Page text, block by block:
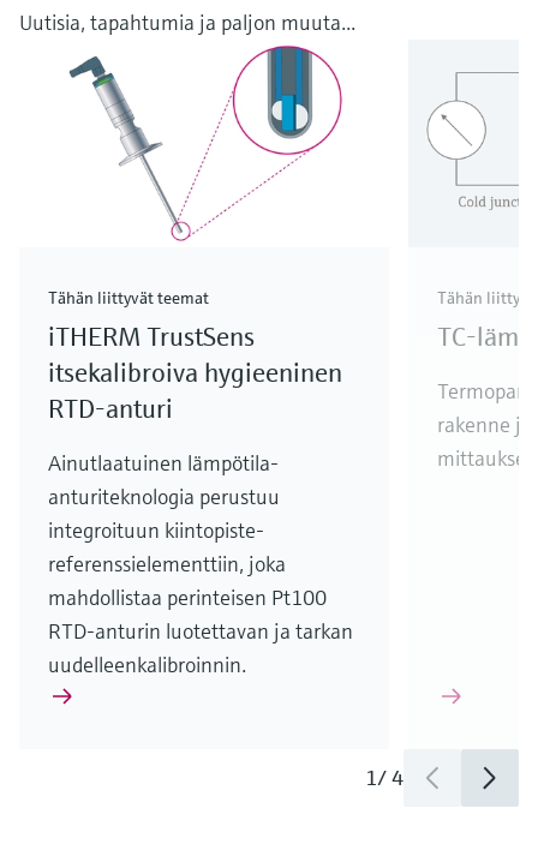
Uutisia, tapahtumia ja paljon muuta...
Tähän liittyvät teemat
iTHERM TrustSens
itsekalibroiva hygieeninen
RTD-anturi
Ainutlaatuinen lämpötila-
anturiteknologia perustuu
integroituun kiintopiste-
referenssielementtiin, joka
mahdollistaa perinteisen Pt100
RTD-anturin luotettavan ja tarkan
uudelleenkalibroinnin.
Tähän
TC-
rakenne
1/4